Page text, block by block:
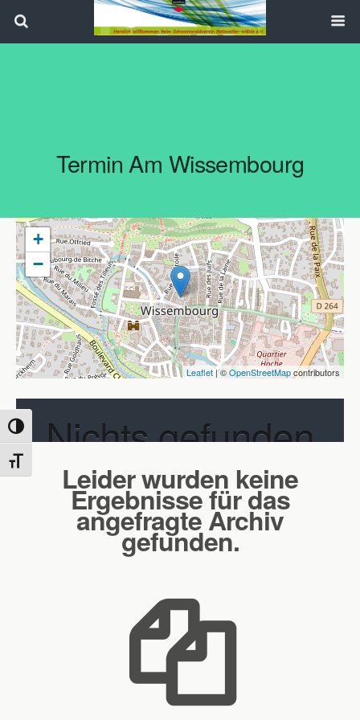
Umschalten auf hohe Kontraste
Schrift vergrößern
Termin Am Wissembourg
+
−
Leaflet | ©OpenStreetMapcontributors
Nichts gefunden
Leider wurden keine
Ergebnisse für das
angefragte Archiv
gefunden.